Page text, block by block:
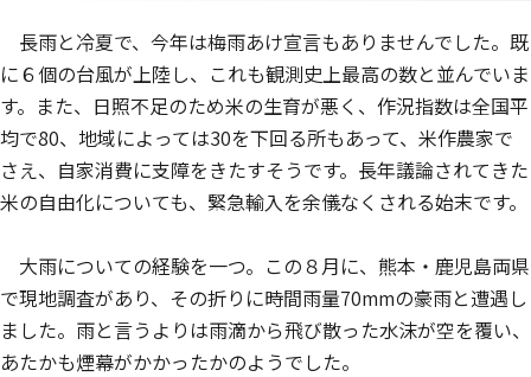
ドウで開きます）
ンドウで開きます）
ウインドウで開きます）
長雨と冷夏で、今年は梅雨あけ宣言もありませんでした。既
に６個の台風が上陸し、これも観測史上最高の数と並んでいま
す。また、日照不足のため米の生育が悪く、作況指数は全国平
均で80、地域によっては30を下回る所もあって、米作農家で
さえ、自家消費に支障をきたすそうです。長年議論されてきた
米の自由化についても、緊急輸入を余儀なくされる始末です。
大雨についての経験を一つ。この８月に、熊本・鹿児島両県
で現地調査があり、その折りに時間雨量70mmの豪雨と遭遇し
ました。雨と言うよりは雨滴から飛び散った水沫が空を覆い、
あたかも煙幕がかかったかのようでした。